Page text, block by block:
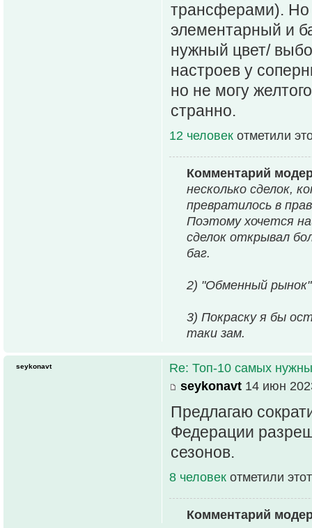
трансферами). Но
элементарный и
нужный цвет/
настроев у
но не могу
странно.
12 человек отметили
Комментарий
несколько сделок,
превратилось в
Поэтому хочется
сделок открывал
баг.
2) "Обменный рынок"
3) Покраску я бы
таки зам.
Re: Топ-10 самых
seykonavt 14 июн
Предлагаю
Федерации
сезонов.
8 человек отметили
Комментарий
seykonavt